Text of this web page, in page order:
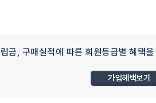
금, 구매실적에 따른 회원등급별 혜택을
가입혜택보기